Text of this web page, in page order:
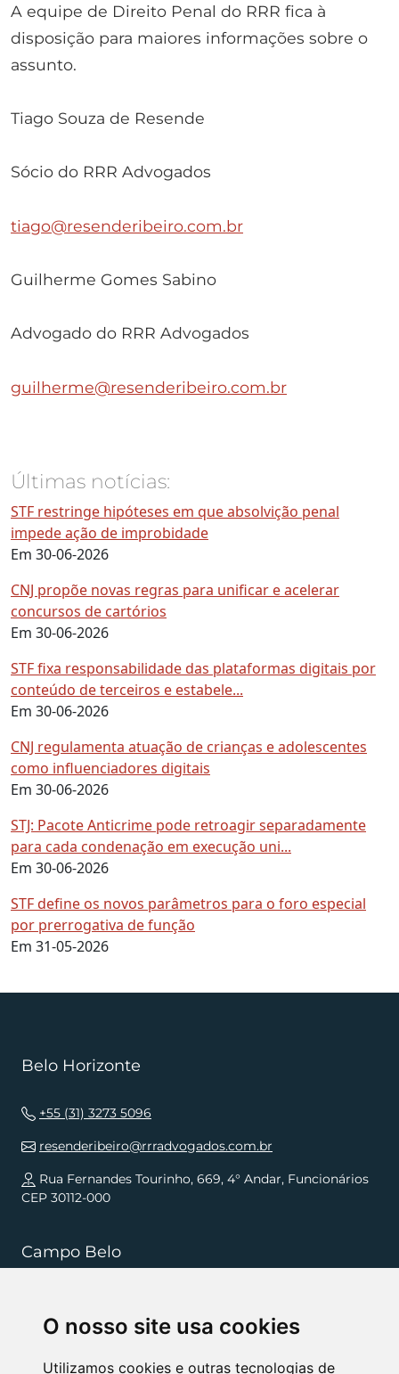
O nosso site usa cookies
Utilizamos cookies e outras tecnologias de
A equipe de Direito Penal do RRR fica à
disposição para maiores informações sobre o
assunto.
Tiago Souza de Resende
Sócio do RRR Advogados
tiago@resenderibeiro.com.br
Guilherme Gomes Sabino
Advogado do RRR Advogados
guilherme@resenderibeiro.com.br
Últimas notícias:
STF restringe hipóteses em que absolvição penal
impede ação de improbidade
Em 30-06-2026
CNJ propõe novas regras para unificar e acelerar
concursos de cartórios
Em 30-06-2026
STF fixa responsabilidade das plataformas digitais por
conteúdo de terceiros e estabele...
Em 30-06-2026
CNJ regulamenta atuação de crianças e adolescentes
como influenciadores digitais
Em 30-06-2026
STJ: Pacote Anticrime pode retroagir separadamente
para cada condenação em execução uni...
Em 30-06-2026
STF define os novos parâmetros para o foro especial
por prerrogativa de função
Em 31-05-2026
Belo Horizonte
+55 (31) 3273 5096
resenderibeiro@rrradvogados.com.br
Rua Fernandes Tourinho, 669, 4° Andar, Funcionários
CEP 30112-000
Campo Belo
resenderibeiro.cb@rrradvogados.com.br
Rua João Pinheiro, 181, , Centro CEP 37270-000